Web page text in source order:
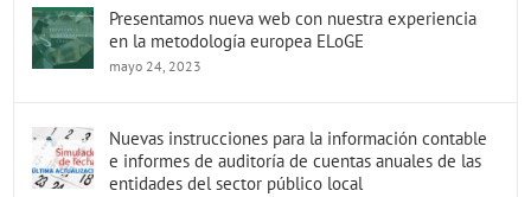
Presentamos nueva web con nuestra experiencia
en la metodología europea ELoGE
mayo 24, 2023
Nuevas instrucciones para la información contable
e informes de auditoría de cuentas anuales de las
entidades del sector público local